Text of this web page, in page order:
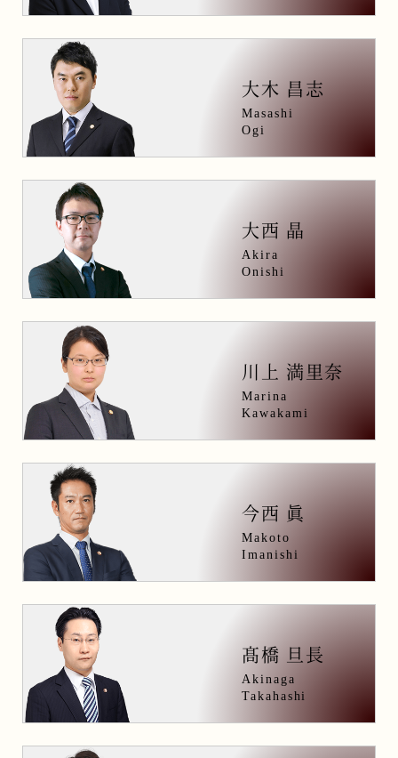
大木 昌志
Masashi
Ogi
大西 晶
Akira
Onishi
川上 満里奈
Marina
Kawakami
今西 眞
Makoto
Imanishi
髙橋 旦長
Akinaga
Takahashi